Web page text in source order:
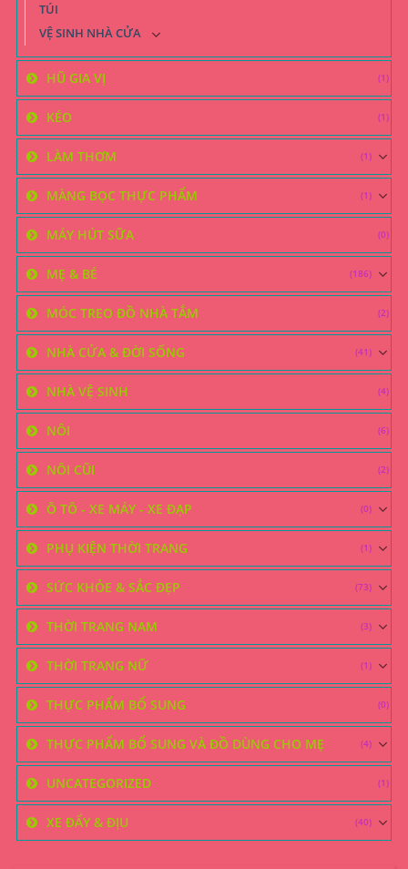
TÚI
VỆ SINH NHÀ CỬA
HŨ GIA VỊ (1)
KÉO (1)
LÀM THƠM (1)
MÀNG BỌC THỰC PHẨM (1)
MÁY HÚT SỮA (0)
MẸ & BÉ (186)
MÓC TREO ĐỒ NHÀ TẮM (2)
NHÀ CỬA & ĐỜI SỐNG (41)
NHÀ VỆ SINH (4)
NÔI (6)
NÔI CŨI (2)
Ô TÔ - XE MÁY - XE ĐẠP (0)
PHỤ KIỆN THỜI TRANG (1)
SỨC KHỎE & SẮC ĐẸP (73)
THỜI TRANG NAM (3)
THỜI TRANG NỮ (1)
THỰC PHẨM BỔ SUNG (0)
THỰC PHẨM BỔ SUNG VÀ ĐỒ DÙNG CHO MẸ (4)
UNCATEGORIZED (1)
XE ĐẨY & ĐỊU (40)